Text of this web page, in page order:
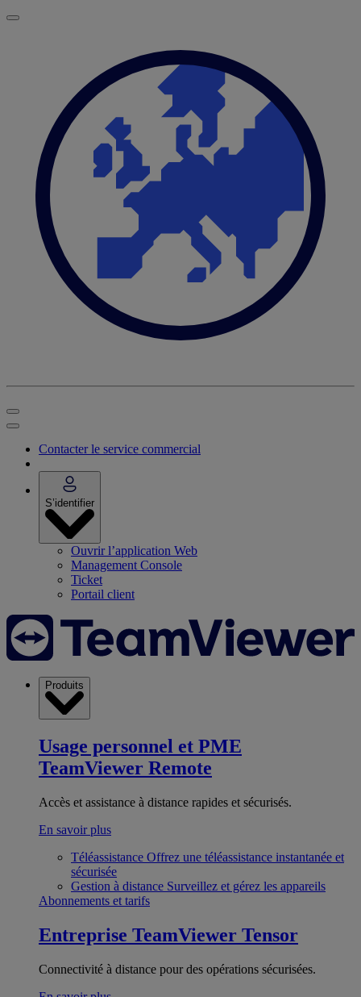
Contacter le service commercial
S’identifier
Ouvrir l’application Web
Management Console
Ticket
Portail client
Produits
Usage personnel et PME
TeamViewer Remote
Accès et assistance à distance rapides et sécurisés.
En savoir plus
Téléassistance Offrez une téléassistance instantanée et
sécurisée
Gestion à distance Surveillez et gérez les appareils
Abonnements et tarifs
Entreprise TeamViewer Tensor
Connectivité à distance pour des opérations sécurisées.